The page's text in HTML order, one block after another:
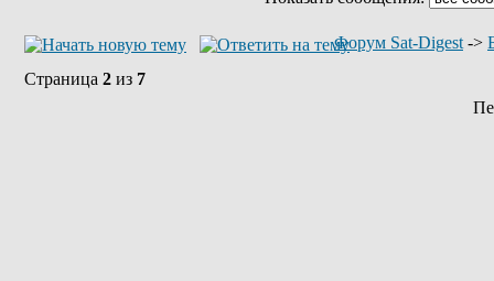
Форум Sat-Digest ->
Страница 2 из 7